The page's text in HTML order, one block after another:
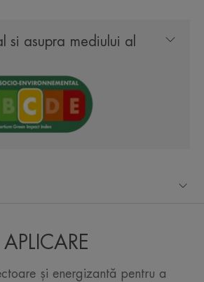
suplețea și confortul, iar tenul
pentru pielea
cu uleiuri emoliente,
calmante.
si asupra mediului al
APLICARE
și energizantă pentru a